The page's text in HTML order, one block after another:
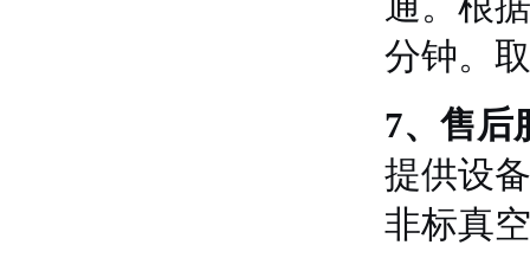
分钟。
7、售后
提供设
非标真